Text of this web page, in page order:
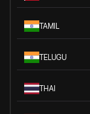
TAMIL
TELUGU
THAI